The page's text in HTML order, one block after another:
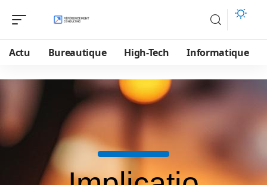
Actu Bureautique High-Tech Informatique